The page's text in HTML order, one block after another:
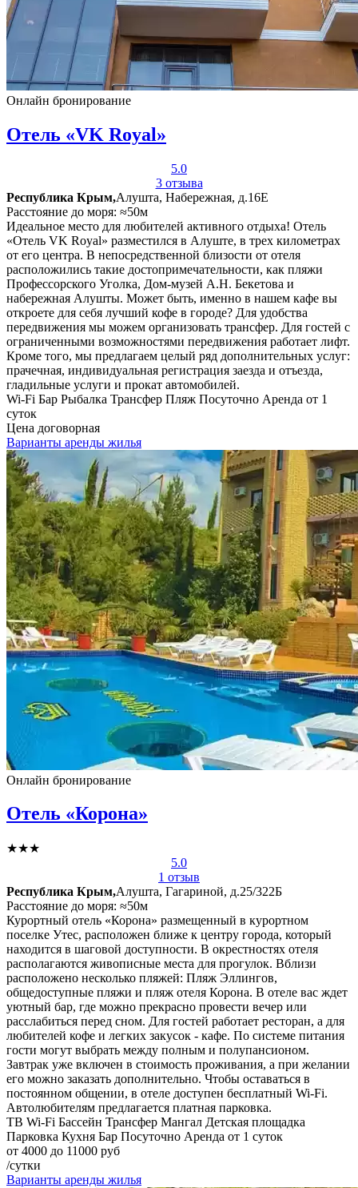
Онлайн бронирование
Отель «VK Royal»
5.0
3 отзыва
Республика Крым,Алушта, Набережная, д.16Е
Расстояние до моря: ≈50м
Идеальное место для любителей активного отдыха! Отель
«Отель VK Royal» разместился в Алуште, в трех километрах
от его центра. В непосредственной близости от отеля
расположились такие достопримечательности, как пляжи
Профессорского Уголка, Дом-музей А.Н. Бекетова и
набережная Алушты. Может быть, именно в нашем кафе вы
откроете для себя лучший кофе в городе? Для удобства
передвижения мы можем организовать трансфер. Для гостей с
ограниченными возможностями передвижения работает лифт.
Кроме того, мы предлагаем целый ряд дополнительных услуг:
прачечная, индивидуальная регистрация заезда и отъезда,
гладильные услуги и прокат автомобилей.
Wi-Fi Бар Рыбалка Трансфер Пляж Посуточно Аренда от 1
суток
Цена договорная
Варианты аренды жилья
Онлайн бронирование
Отель «Корона»
★★★
5.0
1 отзыв
Республика Крым,Алушта, Гагариной, д.25/322Б
Расстояние до моря: ≈50м
Курортный отель «Корона» размещенный в курортном
поселке Утес, расположен ближе к центру города, который
находится в шаговой доступности. В окрестностях отеля
располагаются живописные места для прогулок. Вблизи
расположено несколько пляжей: Пляж Эллингов,
общедоступные пляжи и пляж отеля Корона. В отеле вас ждет
уютный бар, где можно прекрасно провести вечер или
расслабиться перед сном. Для гостей работает ресторан, а для
любителей кофе и легких закусок - кафе. По системе питания
гости могут выбрать между полным и полупансионом.
Завтрак уже включен в стоимость проживания, а при желании
его можно заказать дополнительно. Чтобы оставаться в
постоянном общении, в отеле доступен бесплатный Wi-Fi.
Автолюбителям предлагается платная парковка.
ТВ Wi-Fi Бассейн Трансфер Мангал Детская площадка
Парковка Кухня Бар Посуточно Аренда от 1 суток
от 4000 до 11000 руб
/сутки
Варианты аренды жилья